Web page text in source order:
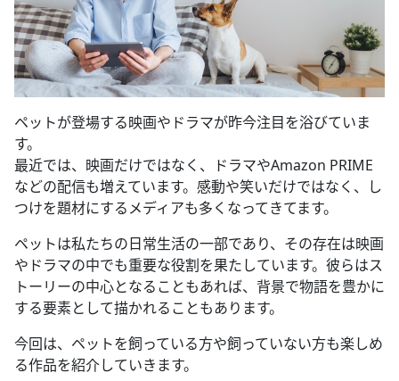
ペットが登場する映画やドラマが昨今注目を浴びていま
す。
最近では、映画だけではなく、ドラマやAmazon PRIME
などの配信も増えています。感動や笑いだけではなく、し
つけを題材にするメディアも多くなってきてます。
ペットは私たちの日常生活の一部であり、その存在は映画
やドラマの中でも重要な役割を果たしています。彼らはス
トーリーの中心となることもあれば、背景で物語を豊かに
する要素として描かれることもあります。
今回は、ペットを飼っている方や飼っていない方も楽しめ
る作品を紹介していきます。